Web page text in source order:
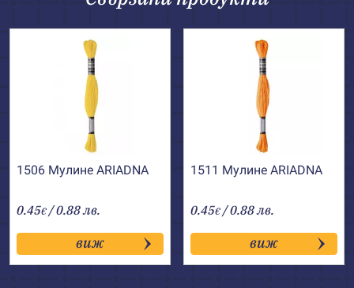
1506 Мулине АRIADNA
0.45€ / 0.88 лв.
виж
1511 Мулине АRIADNA
0.45€ / 0.88 лв.
виж